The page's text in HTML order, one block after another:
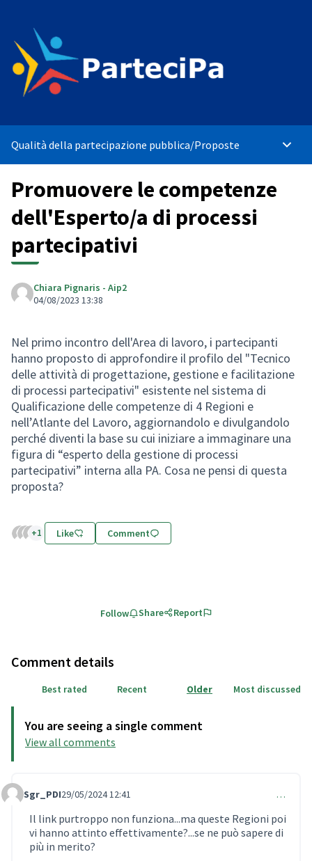
Qualità della partecipazione pubblica/Proposte Main
Promuovere le competenze
dell'Esperto/a di processi
partecipativi
Chiara Pignaris - Aip2
04/08/2023 13:38
Nel primo incontro dell'Area di lavoro, i partecipanti
hanno proposto di approfondire il profilo del "Tecnico
delle attività di progettazione, gestione e facilitazione
di processi partecipativi" esistente nel sistema di
Qualificazione delle competenze di 4 Regioni e
nell’Atlante del Lavoro, aggiornandolo e divulgandolo
perché diventi la base su cui iniziare a immaginare una
figura di “esperto della gestione di processi
partecipativi” interna alla PA. Cosa ne pensi di questa
proposta?
+1 Like Comment
Follow Share Report
Comment details
Best rated Recent Older Most discussed
You are seeing a single comment
View all comments
Comment 929 (reply to comment 928)
Sgr_PDI29/05/2024 12:41 …
Il link purtroppo non funziona...ma queste Regioni poi
vi hanno attinto effettivamente?...se ne può sapere di
più in merito?